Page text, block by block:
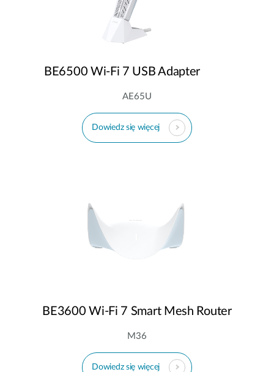
BE6500 Wi-Fi 7 USB Adapter
AE65U
Dowiedz się więcej
BE3600 Wi-Fi 7 Smart Mesh Router
M36
Dowiedz się więcej